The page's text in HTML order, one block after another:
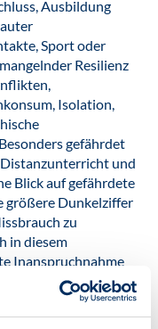
Ausbildung
Sport oder
Resilienz
Isolation,
gefährdet
und
Blick auf gefährdete
größere Dunkelziffer
zu
in diesem
Inanspruchnahme
v.a. im Kinder-
bestehender